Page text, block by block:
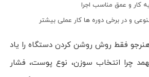
کار و عمق مناسب اجرا
و در برخی دوره ها کار عملی بیشتر
فقط روش روشن کردن دستگاه را یاد
چرا انتخاب سوزن، نوع پوست، فشار